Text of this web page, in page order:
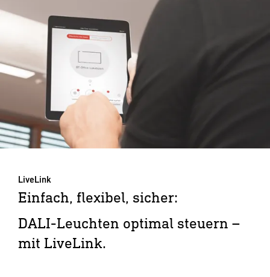
LiveLink
Einfach, flexibel, sicher:
DALI-Leuchten optimal steuern –
mit LiveLink.